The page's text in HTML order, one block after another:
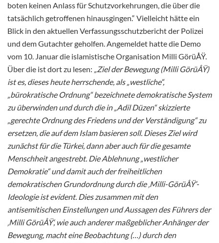
boten keinen Anlass für Schutzvorkehrungen, die über die
tatsächlich getroffenen hinausgingen.“ Vielleicht hätte ein
Blick in den aktuellen Verfassungsschutzbericht der Polizei
und dem Gutachter geholfen. Angemeldet hatte die Demo
vom 10. Januar die islamistische Organisation Milli GörüÅŸ.
Über die ist dort zu lesen: „Ziel der Bewegung (Milli GörüÅŸ)
ist es, dieses heute herrschende, als „westliche“,
„bürokratische Ordnung“ bezeichnete demokratische System
zu überwinden und durch die in „Adil Düzen“ skizzierte
„gerechte Ordnung des Friedens und der Verständigung“ zu
ersetzen, die auf dem Islam basieren soll. Dieses Ziel wird
zunächst für die Türkei, dann aber auch für die gesamte
Menschheit angestrebt. Die Ablehnung „westlicher
Demokratie“ und damit auch der freiheitlichen
demokratischen Grundordnung durch die ‚Milli-GörüÅŸ‘-
Ideologie ist evident. Dies zusammen mit den
antisemitischen Einstellungen und Aussagen des Führers der
‚Milli GörüÅŸ‘, wie auch anderer maßgeblicher Anhänger der
Bewegung, macht eine Beobachtung (…) durch den